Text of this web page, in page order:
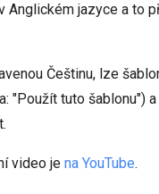
Anglickém jazyce a to
Češtinu, lze
"Použít tuto šablonu")
video je na YouTube.